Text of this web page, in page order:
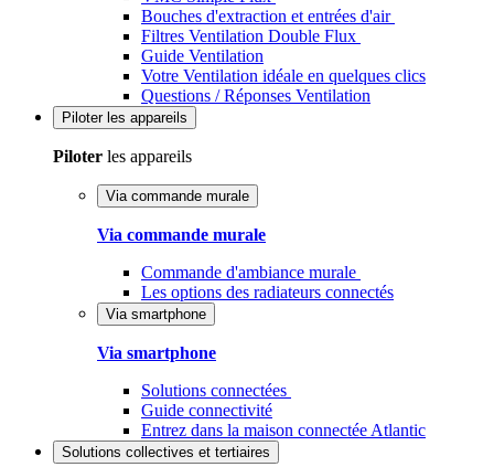
Bouches d'extraction et entrées d'air
Filtres Ventilation Double Flux
Guide Ventilation
Votre Ventilation idéale en quelques clics
Questions / Réponses Ventilation
Piloter les appareils
Piloter les appareils
Via commande murale
Via commande murale
Commande d'ambiance murale
Les options des radiateurs connectés
Via smartphone
Via smartphone
Solutions connectées
Guide connectivité
Entrez dans la maison connectée Atlantic
Solutions collectives et tertiaires